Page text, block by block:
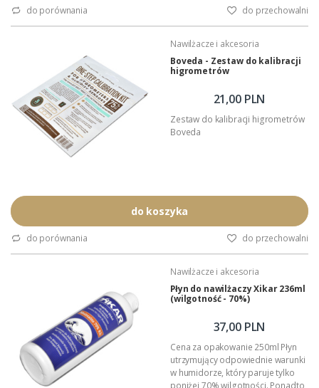
całkowicie hermetycznym
tolerancją 1%.
Wielkość: 177mm x 128mm x
22mm.
do porównania do przechowalni
Nawilżacze i akcesoria
Boveda - Zestaw do kalibracji
higrometrów
21,00 PLN
Zestaw do kalibracji higrometrów
Boveda
do koszyka
do porównania do przechowalni
Nawilżacze i akcesoria
Płyn do nawilżaczy Xikar 236ml
(wilgotność - 70%)
37,00 PLN
Cena za opakowanie 250ml Płyn
utrzymujący odpowiednie warunki
w humidorze, który paruje tylko
poniżej 70% wilgotności. Ponadto